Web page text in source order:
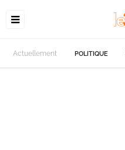
Actuellement POLITIQUE